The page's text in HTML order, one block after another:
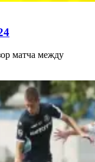
матча между